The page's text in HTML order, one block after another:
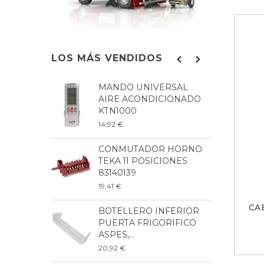
LOS MÁS VENDIDOS
MANDO UNIVERSAL
AIRE ACONDICIONADO
KTN1000
14,92 €
CONMUTADOR HORNO
TEKA 11 POSICIONES
83140139
19,41 €
BOTELLERO INFERIOR
PUERTA FRIGORIFICO
ASPES,...
20,92 €